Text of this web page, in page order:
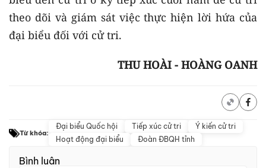
theo dõi và giám sát việc thực hiện lời hứa của
đại biểu đối với cử tri.
THU HOÀI - HOÀNG OANH
Từ khóa:
Đại biểu Quốc hội Tiếp xúc cử tri
Ý kiến cử tri
Hoạt động đại biểu
Đoàn ĐBQH tỉnh
Bình luận